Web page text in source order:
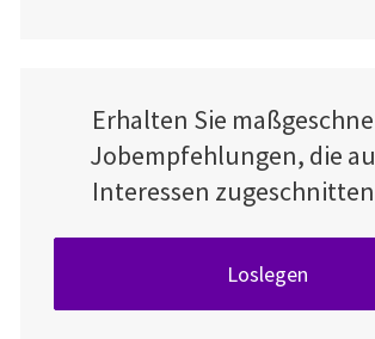
Erhalten Sie
Jobempfehlungen, die
Interessen
Loslegen